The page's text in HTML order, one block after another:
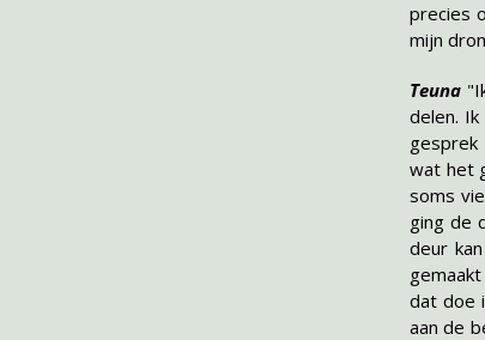
precies
mijn
Teuna
delen.
gesprek
wat het
soms
ging de
deur
dat doe
aan de